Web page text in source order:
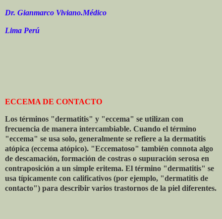
Dr. Gianmarco Viviano.Médico
Lima Perú
ECCEMA DE CONTACTO
Los términos "dermatitis" y "eccema" se utilizan con
frecuencia de manera intercambiable. Cuando el término
"eccema" se usa solo, generalmente se refiere a la dermatitis
atópica (eccema atópico). "Eccematoso" también connota algo
de descamación, formación de costras o supuración serosa en
contraposición a un simple eritema. El término "dermatitis" se
usa típicamente con calificativos (por ejemplo, "dermatitis de
contacto") para describir varios trastornos de la piel diferentes.